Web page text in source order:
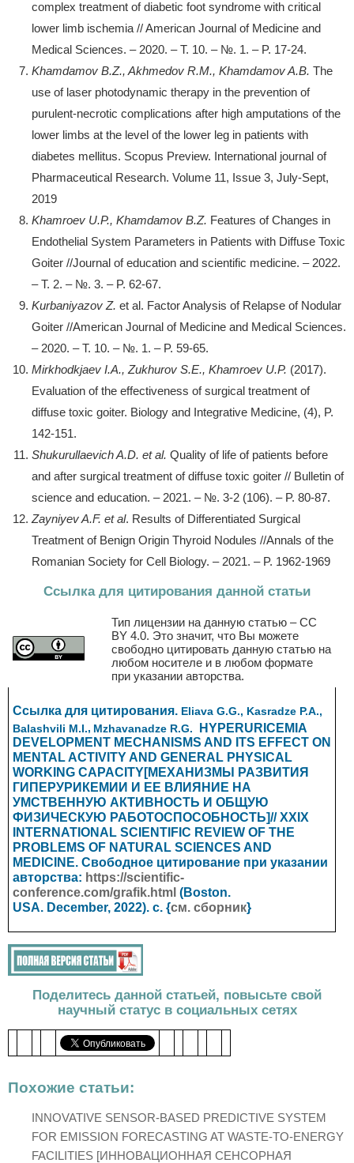
complex treatment of diabetic foot syndrome with critical
lower limb ischemia // American Journal of Medicine and
Medical Sciences. – 2020. – Т. 10. – №. 1. – P. 17-24.
Khamdamov B.Z., Akhmedov R.M., Khamdamov A.B. The
use of laser photodynamic therapy in the prevention of
purulent-necrotic complications after high amputations of the
lower limbs at the level of the lower leg in patients with
diabetes mellitus. Scopus Preview. International journal of
Pharmaceutical Research. Volume 11, Issue 3, July-Sept,
2019
Khamroev U.P., Khamdamov B.Z. Features of Changes in
Endothelial System Parameters in Patients with Diffuse Toxic
Goiter //Journal of education and scientific medicine. – 2022.
– Т. 2. – №. 3. – P. 62-67.
Kurbaniyazov Z. et al. Factor Analysis of Relapse of Nodular
Goiter //American Journal of Medicine and Medical Sciences.
– 2020. – Т. 10. – №. 1. – P. 59-65.
Mirkhodkjaev I.A., Zukhurov S.E., Khamroev U.P. (2017).
Evaluation of the effectiveness of surgical treatment of
diffuse toxic goiter. Biology and Integrative Medicine, (4), P.
142-151.
Shukurullaevich A.D. et al. Quality of life of patients before
and after surgical treatment of diffuse toxic goiter // Bulletin of
science and education. – 2021. – №. 3-2 (106). – P. 80-87.
Zayniyev A.F. et al. Results of Differentiated Surgical
Treatment of Benign Origin Thyroid Nodules //Annals of the
Romanian Society for Cell Biology. – 2021. – P. 1962-1969
Ссылка для цитирования данной статьи
Тип лицензии на данную статью – CC
BY 4.0. Это значит, что Вы можете
свободно цитировать данную статью на
любом носителе и в любом формате
при указании авторства.
Ссылка для цитирования. Eliava G.G., Kasradze P.A.,
Balashvili M.I., Mzhavanadze R.G.
HYPERURICEMIA
DEVELOPMENT MECHANISMS AND ITS EFFECT ON
MENTAL ACTIVITY AND GENERAL PHYSICAL
WORKING CAPACITY[МЕХАНИЗМЫ РАЗВИТИЯ
ГИПЕРУРИКЕМИИ И ЕЕ ВЛИЯНИЕ НА
УМСТВЕННУЮ АКТИВНОСТЬ И ОБЩУЮ
ФИЗИЧЕСКУЮ РАБОТОСПОСОБНОСТЬ]// XXIX
INTERNATIONAL SCIENTIFIC REVIEW OF THE
PROBLEMS OF NATURAL SCIENCES AND
MEDICINE. Свободное цитирование при указании
авторства: https://scientific-
conference.com/grafik.html (Boston.
USA. December, 2022). с. {см. сборник}
Поделитесь данной статьей, повысьте свой
научный статус в социальных сетях
Похожие статьи:
INNOVATIVE SENSOR-BASED PREDICTIVE SYSTEM
FOR EMISSION FORECASTING AT WASTE-TO-ENERGY
FACILITIES [ИННОВАЦИОННАЯ СЕНСОРНАЯ